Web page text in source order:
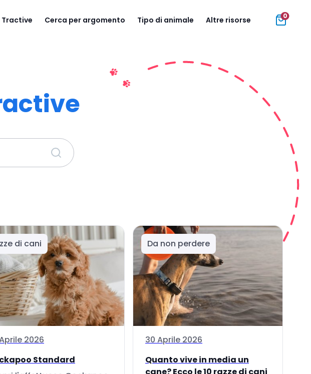
Cerca per argomento Tipo di animale Altre risorse 0
di cani
2026
Standard
Da non perdere
30 Aprile 2026
Quanto vive in media un